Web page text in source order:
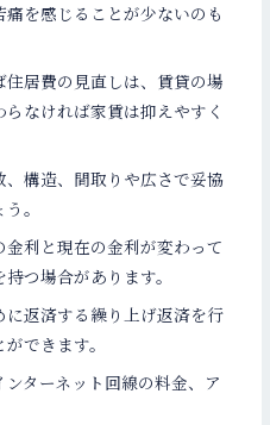
を感じることが少ないのも
居費の見直しは、賃貸の場
なければ家賃は抑えやすく
構造、間取りや広さで妥協
。
利と現在の金利が変わって
つ場合があります。
返済する繰り上げ返済を行
できます。
ターネット回線の料金、ア